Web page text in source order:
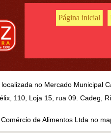
Página inicial
no Mercado Municipal
110, Loja 15, rua 09. Cadeg,
de Alimentos Ltda no